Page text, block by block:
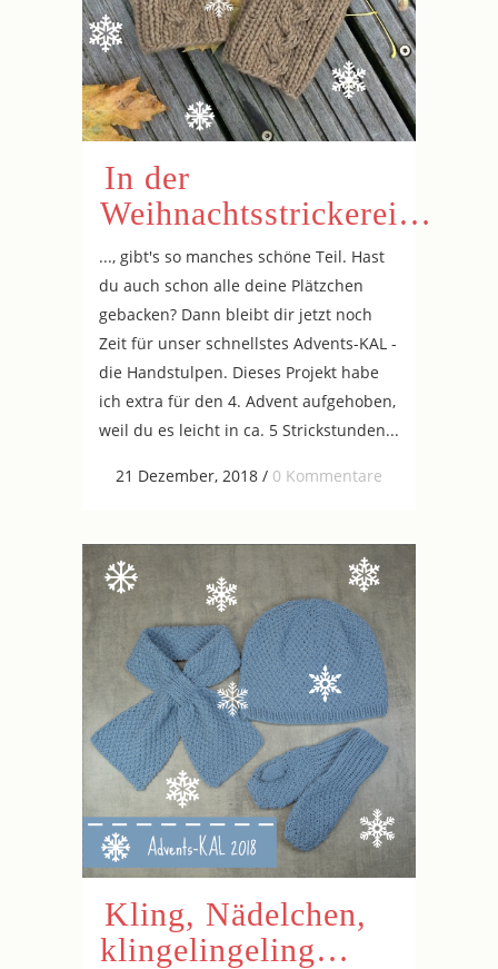
In der
Weihnachtsstrickerei…
..., gibt's so manches schöne Teil. Hast
du auch schon alle deine Plätzchen
gebacken? Dann bleibt dir jetzt noch
Zeit für unser schnellstes Advents-KAL -
die Handstulpen. Dieses Projekt habe
ich extra für den 4. Advent aufgehoben,
weil du es leicht in ca. 5 Strickstunden...
21 Dezember, 2018 / 0 Kommentare
Kling, Nädelchen,
klingelingeling…